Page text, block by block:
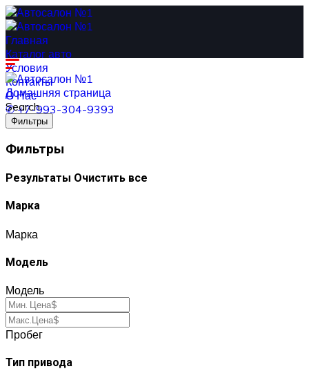
Главная
Каталог авто
Условия
Контакты
О Нас
✆ +7-993-304-9393
Домашняя страница
Search
Фильтры
Фильтры
Результаты Очистить все
Марка
Марка
Модель
Модель
Пробег
Тип привода